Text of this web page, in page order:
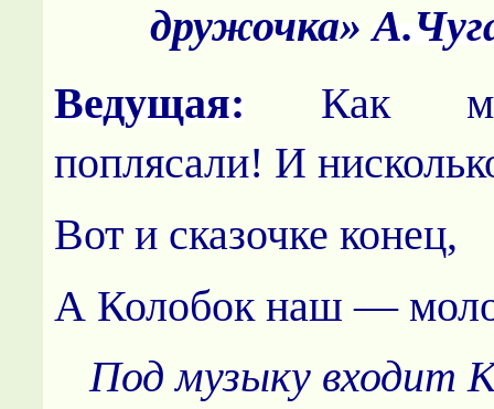
дружочка»
Ведущая: Как мы
поплясали! И
Вот и сказочке конец,
А Колобок наш —
Под музыку входит